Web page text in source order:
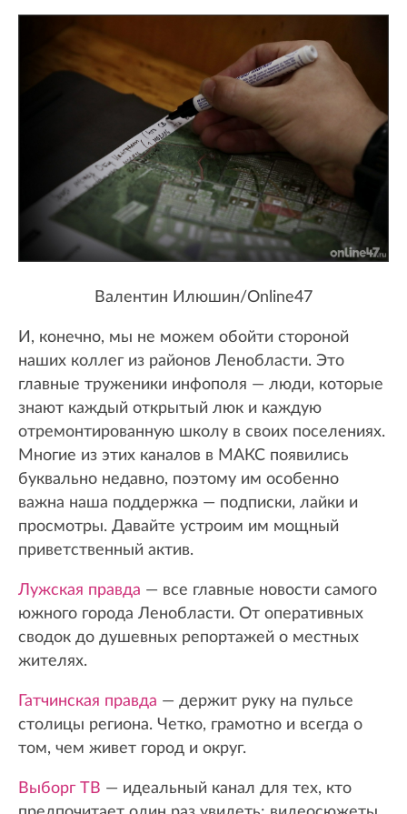
Валентин Илюшин/Online47
И, конечно, мы не можем обойти стороной
наших коллег из районов Ленобласти. Это
главные труженики инфополя — люди, которые
знают каждый открытый люк и каждую
отремонтированную школу в своих поселениях.
Многие из этих каналов в МАКС появились
буквально недавно, поэтому им особенно
важна наша поддержка — подписки, лайки и
просмотры. Давайте устроим им мощный
приветственный актив.
Лужская правда — все главные новости самого
южного города Ленобласти. От оперативных
сводок до душевных репортажей о местных
жителях.
Гатчинская правда — держит руку на пульсе
столицы региона. Четко, грамотно и всегда о
том, чем живет город и округ.
Выборг ТВ — идеальный канал для тех, кто